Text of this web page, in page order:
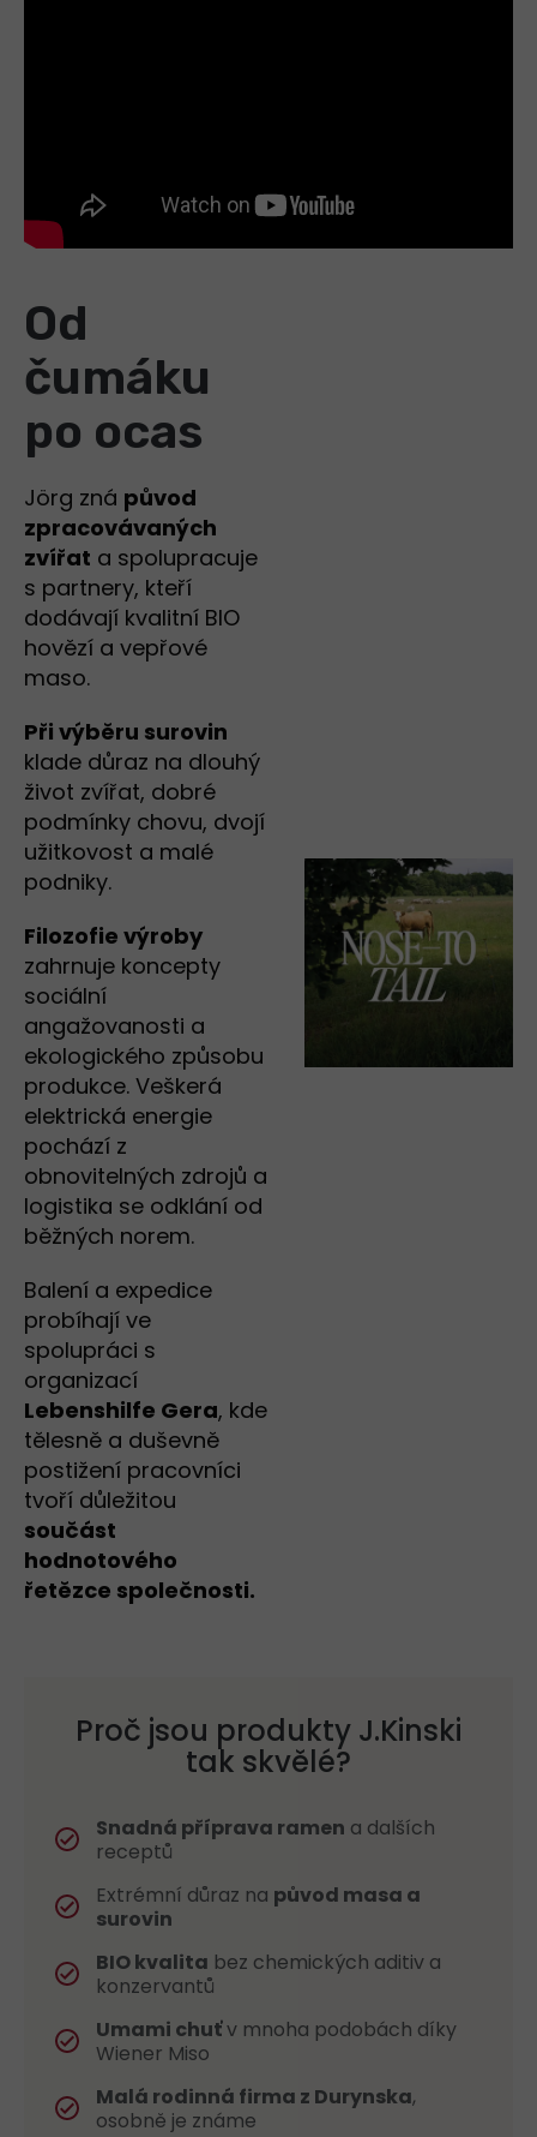
Od
čumáku
po ocas
Jörg zná původ
zpracovávaných
zvířat a spolupracuje
s partnery, kteří
dodávají kvalitní BIO
hovězí a vepřové
maso.
Při výběru surovin
klade důraz na dlouhý
život zvířat, dobré
podmínky chovu, dvojí
užitkovost a malé
podniky.
Filozofie výroby
zahrnuje koncepty
sociální
angažovanosti a
ekologického způsobu
produkce. Veškerá
elektrická energie
pochází z
obnovitelných zdrojů a
logistika se odklání od
běžných norem.
Balení a expedice
probíhají ve
spolupráci s
organizací
Lebenshilfe Gera, kde
tělesně a duševně
postižení pracovníci
tvoří důležitou
součást
hodnotového
řetězce společnosti.
Proč jsou produkty J.Kinski
tak skvělé?
Snadná příprava ramen a dalších
receptů
Extrémní důraz na původ masa a
surovin
BIO kvalita bez chemických aditiv a
konzervantů
Umami chuťv mnoha podobách díky
Wiener Miso
Malá rodinná firma z Durynska,
osobně je známe